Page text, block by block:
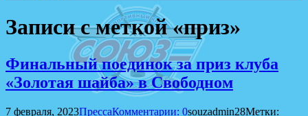
Записи с меткой «приз»
Финальный поединок за приз клуба
«Золотая шайба» в Свободном
7 февраля, 2023ПрессаКомментарии: 0souzadmin28Метки: